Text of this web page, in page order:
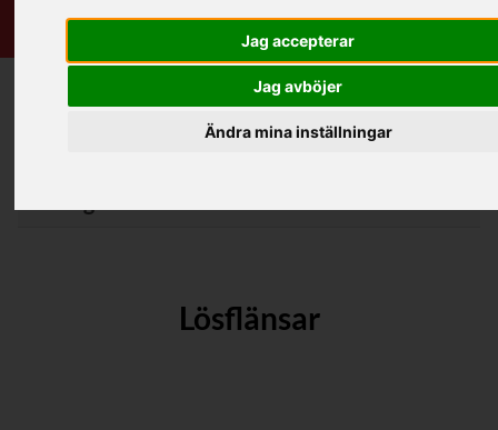
Jag accepterar
Jag avböjer
Ändra mina inställningar
/ RSK-Kategorier / Rördelar & Kopplingar
/
Av rostfritt / Lösflänsar
Lösflänsar